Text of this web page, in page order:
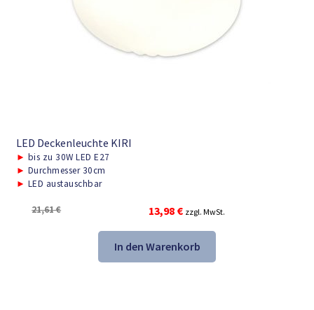
LED Deckenleuchte KIRI
► bis zu 30W LED E27
► Durchmesser 30cm
► LED austauschbar
21,61€
Ursprünglicher
Preis
war:
21,61 €
13,98 €Aktueller
Preis
ist:
13,98 €.
zzgl. MwSt.
In den Warenkorb